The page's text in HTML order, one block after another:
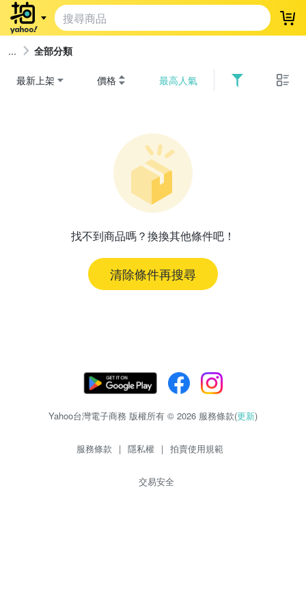
登
全部分類
最新上架 價格 最高人氣
找不到商品嗎？換換其他條件吧！
清除條件再搜尋
Yahoo台灣電子商務 版權所有 © 2026 服務條款(更新)
服務條款 | 隱私權 | 拍賣使用規範
交易安全